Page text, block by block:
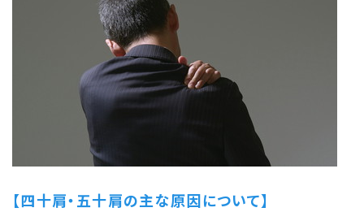
【四十肩・五十肩の主な原因について】